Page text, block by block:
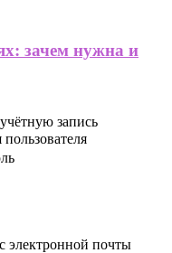
зачем нужна и
запись
электронной почты